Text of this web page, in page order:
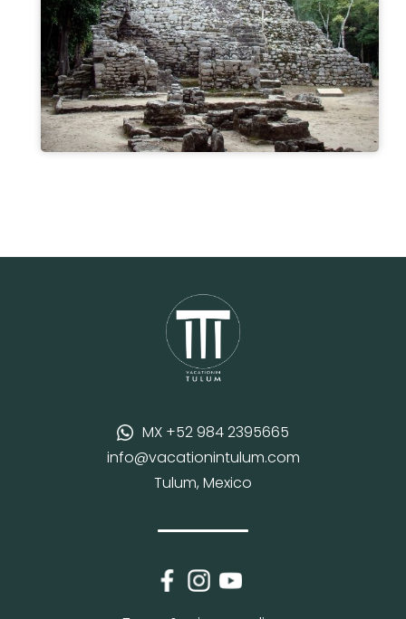
MX +52 984 2395665
info@vacationintulum.com
Tulum, Mexico